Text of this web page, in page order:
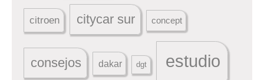
citroen citycar sur concept
consejos dakar dgt estudio